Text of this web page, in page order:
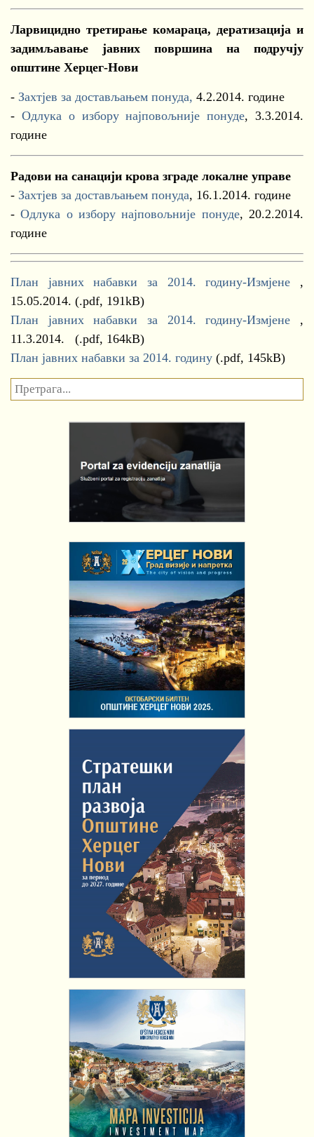
Ларвицидно третирање комараца, дератизација и
задимљавање јавних површина на подручју
општине Херцег-Нови
- Захтјев за достављањем понуда, 4.2.2014. године
- Одлука о избору најповољније понуде, 3.3.2014.
године
Радови на санацији крова зграде локалне управе
- Захтјев за достављањем понуда, 16.1.2014. године
-Одлука о избору најповољније понуде, 20.2.2014.
године
План јавних набавки за 2014. годину-Измјене ,
15.05.2014. (.pdf, 191kB)
План јавних набавки за 2014. годину-Измјене ,
11.3.2014. (.pdf, 164kB)
План јавних набавки за 2014. годину (.pdf, 145kB)